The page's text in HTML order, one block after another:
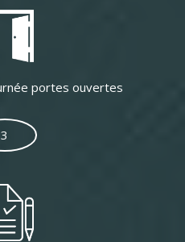
portes ouvertes
3